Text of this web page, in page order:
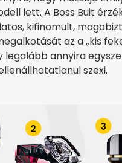
lett. A Boss Buit
kifinomult,
az a „kis
legalább annyira
szexi.